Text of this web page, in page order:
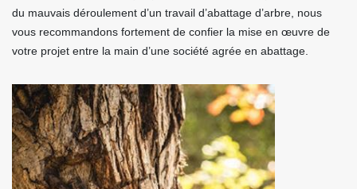
du mauvais déroulement d’un travail d’abattage d’arbre, nous
vous recommandons fortement de confier la mise en œuvre de
votre projet entre la main d’une société agrée en abattage.